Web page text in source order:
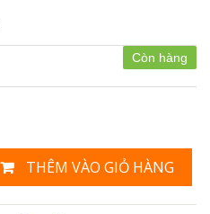
Còn hàng
THÊM VÀO GIỎ HÀNG